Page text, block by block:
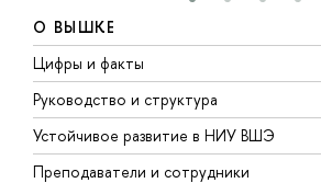
О ВЫШКЕ
Цифры и факты
Руководство и структура
Устойчивое развитие в НИУ ВШЭ
Преподаватели и сотрудники